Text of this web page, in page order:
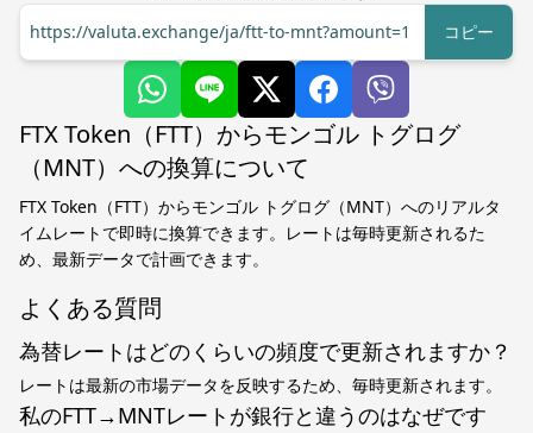
https://valuta.exchange/ja/ftt-to-mnt?amount=1
コピー
FTX Token（FTT）からモンゴル トグログ
（MNT）への換算について
FTX Token（FTT）からモンゴル トグログ（MNT）へのリアルタ
イムレートで即時に換算できます。レートは毎時更新されるた
め、最新データで計画できます。
よくある質問
為替レートはどのくらいの頻度で更新されますか？
レートは最新の市場データを反映するため、毎時更新されます。
私のFTT→MNTレートが銀行と違うのはなぜです